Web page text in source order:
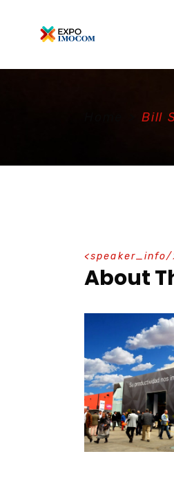
Bill
speaker_info
About